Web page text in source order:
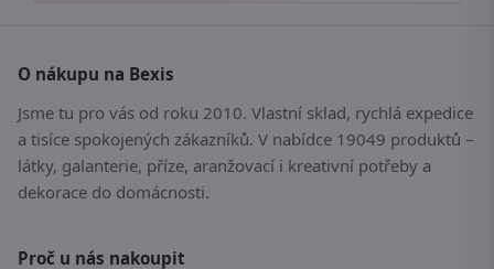
O nákupu na Bexis
Jsme tu pro vás od roku 2010. Vlastní sklad, rychlá expedice
a tisíce spokojených zákazníků. V nabídce 19049 produktů –
látky, galanterie, příze, aranžovací i kreativní potřeby a
dekorace do domácnosti.
Proč u nás nakoupit